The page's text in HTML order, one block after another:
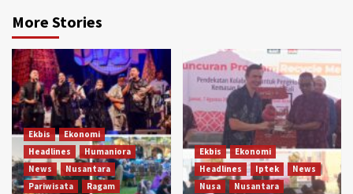
More Stories
Ekbis
Ekonomi
Headlines
Humaniora
News
Nusantara
Pariwisata
Ragam
Ekbis
Ekonomi
Headlines
Iptek
News
Nusa
Nusantara